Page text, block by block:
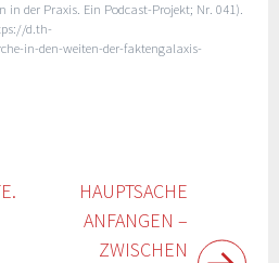
der Praxis. Ein Podcast-Projekt; Nr. 041).
d.th-
in-den-weiten-der-faktengalaxis-
K
HAUPTSACHE
ANFANGEN –
ZWISCHEN